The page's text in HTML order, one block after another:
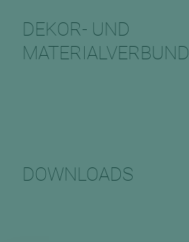
DEKOR- UND
MATERIALVERBUND
DOWNLOADS